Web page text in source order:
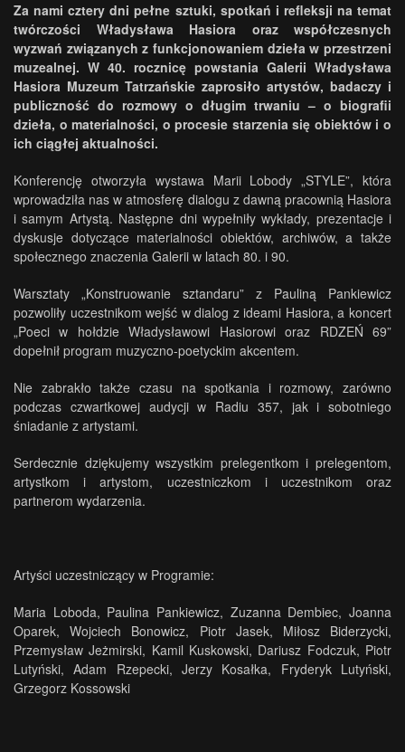
Za nami cztery dni pełne sztuki, spotkań i refleksji na temat
twórczości Władysława Hasiora oraz współczesnych
wyzwań związanych z funkcjonowaniem dzieła w przestrzeni
muzealnej. W 40. rocznicę powstania Galerii Władysława
Hasiora Muzeum Tatrzańskie zaprosiło artystów, badaczy i
publiczność do rozmowy o długim trwaniu – o biografii
dzieła, o materialności, o procesie starzenia się obiektów i o
ich ciągłej aktualności.
Konferencję otworzyła wystawa Marii Lobody „STYLE”, która
wprowadziła nas w atmosferę dialogu z dawną pracownią Hasiora
i samym Artystą. Następne dni wypełniły wykłady, prezentacje i
dyskusje dotyczące materialności obiektów, archiwów, a także
społecznego znaczenia Galerii w latach 80. i 90.
Warsztaty „Konstruowanie sztandaru” z Pauliną Pankiewicz
pozwoliły uczestnikom wejść w dialog z ideami Hasiora, a koncert
„Poeci w hołdzie Władysławowi Hasiorowi oraz RDZEŃ 69”
dopełnił program muzyczno-poetyckim akcentem.
Nie zabrakło także czasu na spotkania i rozmowy, zarówno
podczas czwartkowej audycji w Radiu 357, jak i sobotniego
śniadanie z artystami.
Serdecznie dziękujemy wszystkim prelegentkom i prelegentom,
artystkom i artystom, uczestniczkom i uczestnikom oraz
partnerom wydarzenia.
Artyści uczestniczący w Programie:
Maria Loboda, Paulina Pankiewicz, Zuzanna Dembiec, Joanna
Oparek, Wojciech Bonowicz, Piotr Jasek, Miłosz Biderzycki,
Przemysław Jeżmirski, Kamil Kuskowski, Dariusz Fodczuk, Piotr
Lutyński, Adam Rzepecki, Jerzy Kosałka, Fryderyk Lutyński,
Grzegorz Kossowski